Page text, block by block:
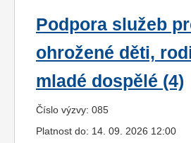
Podpora služeb
ohrožené děti,
mladé dospělé (4)
Číslo výzvy: 085
Platnost do: 14. 09. 2026 12:00